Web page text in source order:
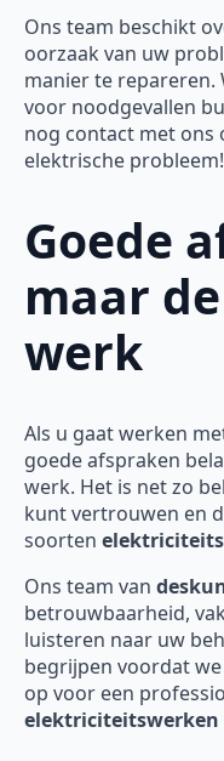
Ons team beschikt
oorzaak van uw
manier te repareren.
voor noodgevallen
nog contact met ons
elektrische probleem!
Goede
maar
werk
Als u gaat werken
goede afspraken
werk. Het is net zo
kunt vertrouwen en
soorten
Ons team van
betrouwbaarheid,
luisteren naar uw
begrijpen voordat
op voor een
elektriciteitswerken